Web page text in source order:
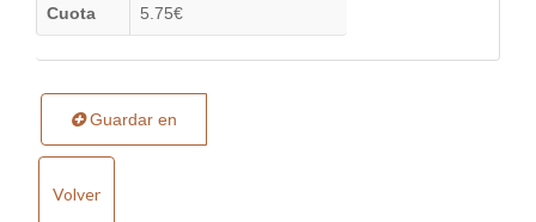
Cuota 5.75€
Guardar en
Volver